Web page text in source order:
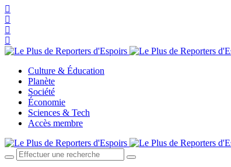
Culture & Éducation
Planète
Société
Économie
Sciences & Tech
Accès membre